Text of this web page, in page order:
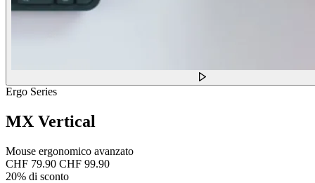
Ergo Series
MX Vertical
Mouse ergonomico avanzato
CHF 79.90 CHF 99.90
20% di sconto